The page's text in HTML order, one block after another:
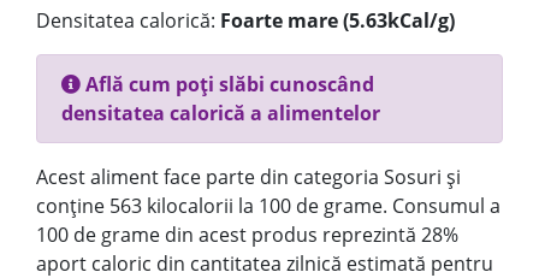
Densitatea calorică: Foarte mare (5.63kCal/g)
Află cum poți slăbi cunoscând
densitatea calorică a alimentelor
Acest aliment face parte din categoria Sosuri și
conține 563 kilocalorii la 100 de grame. Consumul a
100 de grame din acest produs reprezintă 28%
aport caloric din cantitatea zilnică estimată pentru